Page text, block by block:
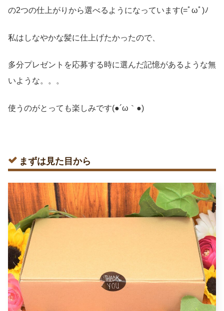
の2つの仕上がりから選べるようになっています(=ﾟωﾟ)ﾉ
私はしなやかな髪に仕上げたかったので、
多分プレゼントを応募する時に選んだ記憶があるような無
いような。。。
使うのがとっても楽しみです(●´ω｀●)
まずは見た目から